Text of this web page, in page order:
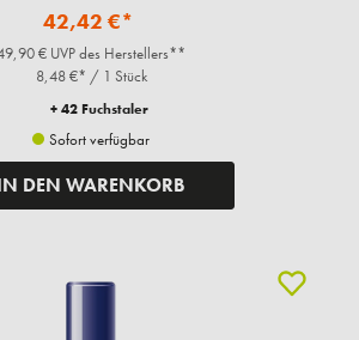
42,42 €*
€ UVP des Herstellers**
8,48 €* / 1 Stück
+ 42 Fuchstaler
Sofort verfügbar
DEN WARENKORB